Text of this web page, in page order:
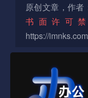
原创文章，作者
书面许可
https://